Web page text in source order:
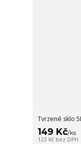
Tvrzené sklo
149 Kč/ks
123 Kč bez DPH